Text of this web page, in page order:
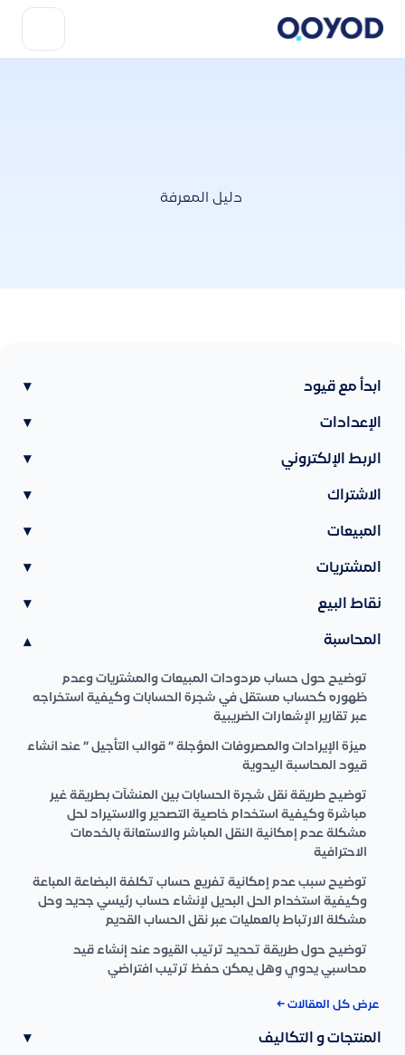
دليل المعرفة
ابدأ مع قيود ▾
الإعدادات ▾
الربط الإلكتروني ▾
الاشتراك ▾
المبيعات ▾
المشتريات ▾
نقاط البيع ▾
المحاسبة ▾
توضيح حول حساب مردودات المبيعات والمشتريات وعدم
ظهوره كحساب مستقل في شجرة الحسابات وكيفية استخراجه
عبر تقارير الإشعارات الضريبية
ميزة الإيرادات والمصروفات المؤجلة ” قوالب التأجيل ” عند انشاء
قيود المحاسبة اليدوية
توضيح طريقة نقل شجرة الحسابات بين المنشآت بطريقة غير
مباشرة وكيفية استخدام خاصية التصدير والاستيراد لحل
مشكلة عدم إمكانية النقل المباشر والاستعانة بالخدمات
الاحترافية
توضيح سبب عدم إمكانية تفريع حساب تكلفة البضاعة المباعة
وكيفية استخدام الحل البديل لإنشاء حساب رئيسي جديد وحل
مشكلة الارتباط بالعمليات عبر نقل الحساب القديم
توضيح حول طريقة تحديد ترتيب القيود عند إنشاء قيد
محاسبي يدوي وهل يمكن حفظ ترتيب افتراضي
عرض كل المقالات ←
المنتجات و التكاليف ▾